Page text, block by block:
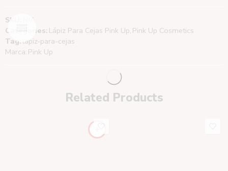
SKU:
N/A
Categories: Lápiz Para Cejas Pink Up, Pink Up Cosmetics
Tag: lapiz-para-cejas
Marca: Pink Up
Related Products